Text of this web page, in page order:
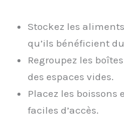
Stockez les
qu’ils bénéficient
Regroupez les
des espaces vides.
Placez les boissons
faciles d’accès.